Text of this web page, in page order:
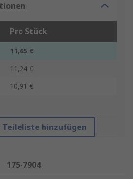
Pro Stück
11,65 €
11,24 €
10,91 €
Teileliste hinzufügen
175-7904